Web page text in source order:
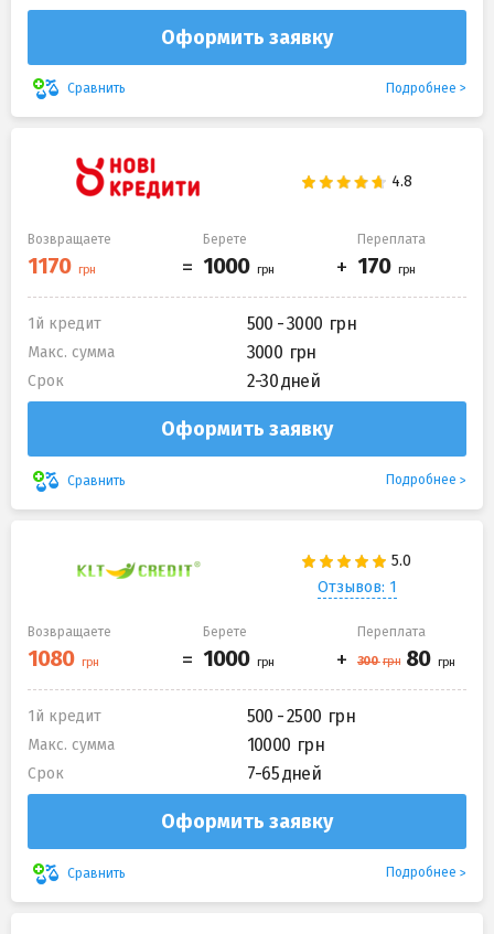
Оформить заявку
Сравнить Подробнее
Возвращаете Берете Переплата
1й кредит 500 - 3000
Макс. сумма 3000
Срок 2-30 дней
Оформить заявку
Сравнить Подробнее
Отзывов: 1
Возвращаете Берете Переплата
1й кредит 500 - 2500
Макс. сумма 10000
Срок 7-65 дней
Оформить заявку
Сравнить Подробнее